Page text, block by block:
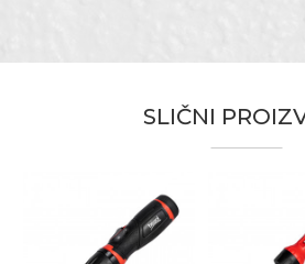
Zanati
Bravari,
Beorol
Anti-spam zaštita - izračunajte koliko
SLIČNI